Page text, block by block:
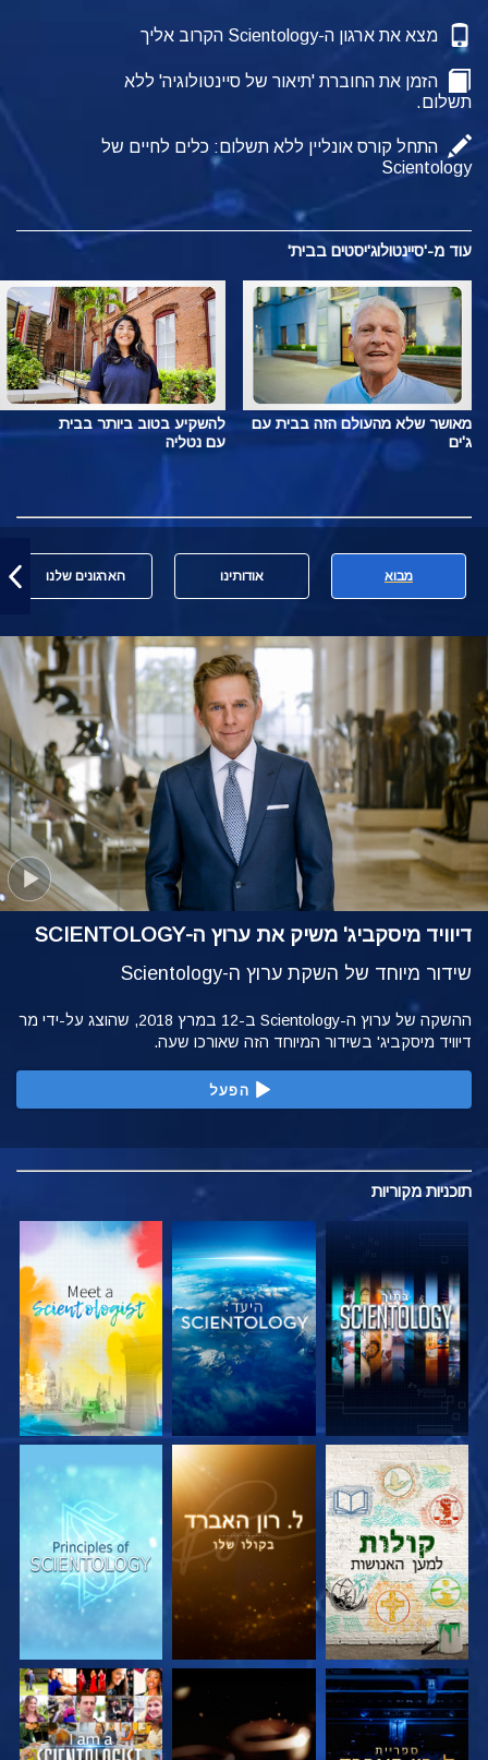
מצא את ארגון ה-Scientology הקרוב אליך
הזמן את החוברת 'תיאור של סיינטולוגיה' ללא
תשלום.
התחל קורס אונליין ללא תשלום: כלים לחיים של
Scientology
עוד מ-'סיינטולוג'יסטים בבית'
מאושר שלא מהעולם הזה בבית עם
ג'ים
להשקיע בטוב ביותר בבית
עם נטליה
מבוא אודותינו הארגונים שלנו
דיוויד מיסקביג' משיק את ערוץ ה-SCIENTOLOGY
שידור מיוחד של השקת ערוץ ה-Scientology
ההשקה של ערוץ ה-Scientology ב-12 במרץ 2018, שהוצג על-ידי מר
דיוויד מיסקביג' בשידור המיוחד הזה שאורכו שעה.
הפעל
תוכניותמקוריות
בדוק את הסדרה בדוק את הסדרה בדוק את הסדרה
בדוק את הסדרה בדוק את הסדרה צפה